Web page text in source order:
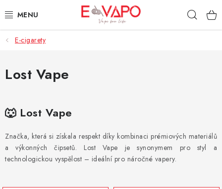
na
3D TISK
TIPY ZA DOBROU CENU
BÁZE
E-LIQUIDY
E-cigarety
Lost Vape
🐺 Lost Vape
Značka, která si získala respekt díky kombinaci prémiových materiálů
a výkonných čipsetů. Lost Vape je synonymem pro styl a
technologickou vyspělost – ideální pro náročné vapery.